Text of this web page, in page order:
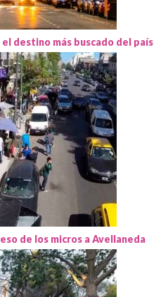
destino más buscado del país
de los micros a Avellaneda